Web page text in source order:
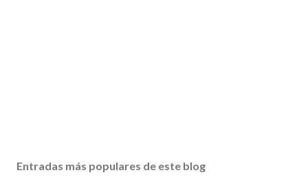
Entradas más populares de este blog